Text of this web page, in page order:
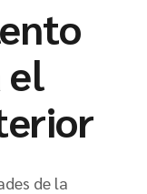
el
de la